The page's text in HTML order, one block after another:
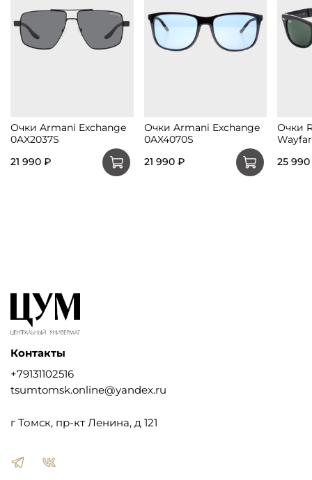
Очки Armani Exchange
0AX2037S
21 990 ₽
Очки Armani Exchange
0AX4070S
21 990 ₽
Очки
25
Контакты
+79131102516
tsumtomsk.online@yandex.ru
г Томск, пр-кт Ленина, д 121